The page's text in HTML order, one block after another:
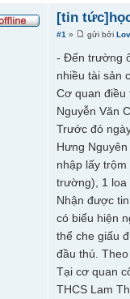
[tin
#1 » gửi bởi
- Đến trường
nhiều tài sản
Cơ quan điều
Nguyễn Văn
Trước đó
Hưng
nhập lấy
trường), 1 loa
Nhận được
có biểu hiện
thể che giấu
đầu thú.
Tại cơ quan
THCS Lam